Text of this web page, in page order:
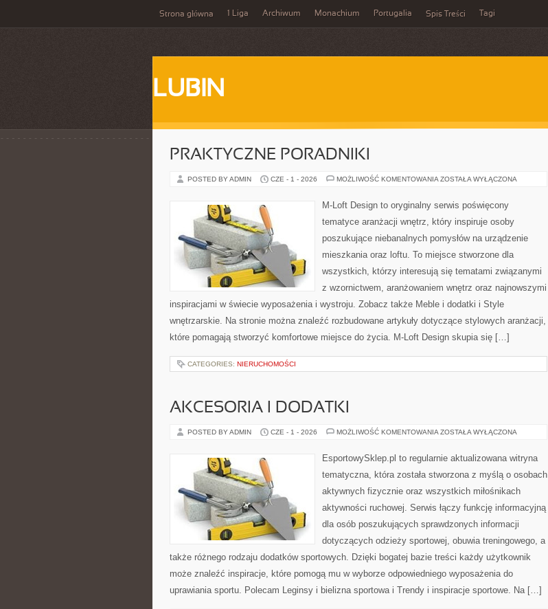
Strona główna 1 Liga Archiwum Monachium Portugalia Spis Treści Tagi
LUBIN
PRAKTYCZNE PORADNIKI
POSTED BY ADMIN CZE - 1 - 2026 MOŻLIWOŚĆ KOMENTOWANIA PRAKTYCZNE
ZOSTAŁA WYŁĄCZONA
M-Loft Design to oryginalny serwis poświęcony
tematyce aranżacji wnętrz, który inspiruje osoby
poszukujące niebanalnych pomysłów na urządzenie
mieszkania oraz loftu. To miejsce stworzone dla
wszystkich, którzy interesują się tematami związanymi
z wzornictwem, aranżowaniem wnętrz oraz najnowszymi
inspiracjami w świecie wyposażenia i wystroju. Zobacz także Meble i dodatki i Style
wnętrzarskie. Na stronie można znaleźć rozbudowane artykuły dotyczące stylowych aranżacji,
które pomagają stworzyć komfortowe miejsce do życia. M-Loft Design skupia się […]
CATEGORIES: NIERUCHOMOŚCI
AKCESORIA I DODATKI
POSTED BY ADMIN CZE - 1 - 2026 MOŻLIWOŚĆ KOMENTOWANIA AKCESORIA
ZOSTAŁA WYŁĄCZONA
EsportowySklep.pl to regularnie aktualizowana witryna
tematyczna, która została stworzona z myślą o osobach
aktywnych fizycznie oraz wszystkich miłośnikach
aktywności ruchowej. Serwis łączy funkcję informacyjną
dla osób poszukujących sprawdzonych informacji
dotyczących odzieży sportowej, obuwia treningowego, a
także różnego rodzaju dodatków sportowych. Dzięki bogatej bazie treści każdy użytkownik
może znaleźć inspiracje, które pomogą mu w wyborze odpowiedniego wyposażenia do
uprawiania sportu. Polecam Leginsy i bielizna sportowa i Trendy i inspiracje sportowe. Na […]